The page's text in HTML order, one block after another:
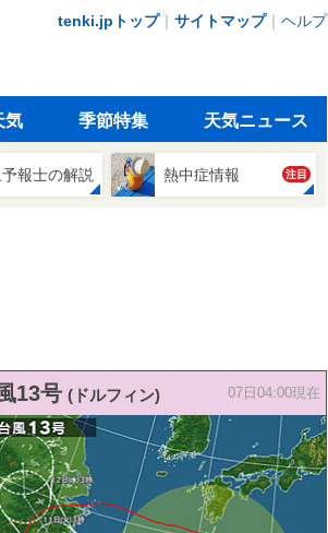
tenki.jpトップ｜ サイトマップ｜ ヘルプ
気 季節特集 天気ニュース
報士の解説 熱中症情報 注目
13号 (ドルフィン) 07日04:00現在